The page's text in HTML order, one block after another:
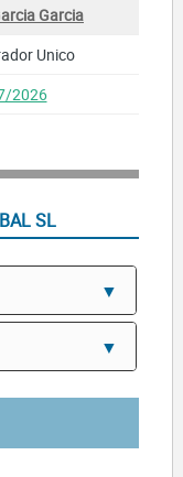
Garcia
Unico
2026
SL